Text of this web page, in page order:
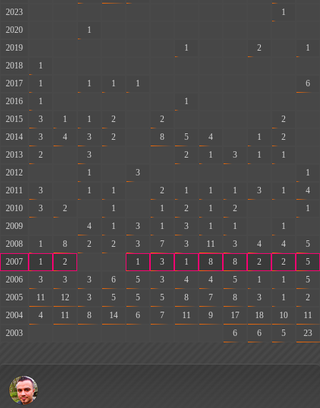
2023
1
2020
1
2019
1 2
1
2018
1
2017
1 1 1 1
6
2016
1 1
2015
3 1 1 2 2 2
2014
3 4 3 2 8 5 4 1 2
2013
2 3 2 1 3 1 1
2012
1 3
1
2011
3 1 1 2 1 1 1 3 1
4
2010
3 2 1 1 2 1 2
1
2009
4 1 3 1 3 1 1 1
2008
1 8 2 2 3 7 3 11 3 4 4
5
2007
1 2 1 3 1 8 8 2 2
5
2006
3 3 3 6 5 3 4 4 5 1 1
5
2005
11 12 3 5 5 5 8 7 8 3 1
2
2004
4 11 8 14 6 7 11 9 17 18 10
11
2003
6 6 5 23